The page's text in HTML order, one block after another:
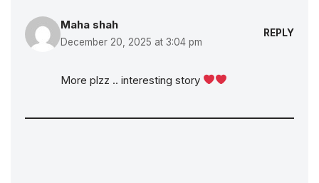
Maha shah
December 20, 2025 at 3:04 pm
REPLY
More plzz .. interesting story